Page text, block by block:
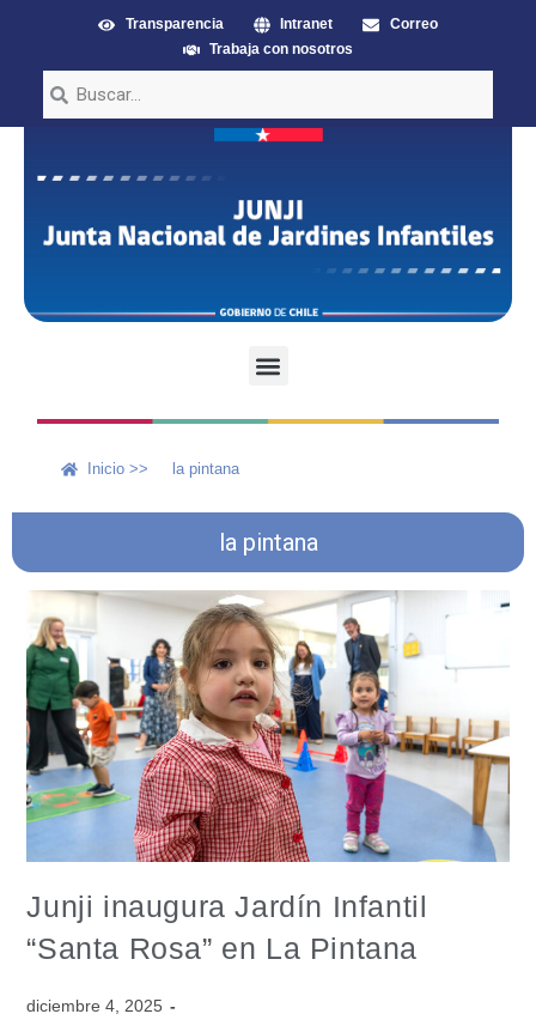
Transparencia Intranet
Correo
Trabaja con nosotros
Inicio >> la pintana
la pintana
Junji inaugura Jardín Infantil
“Santa Rosa” en La Pintana
diciembre 4, 2025